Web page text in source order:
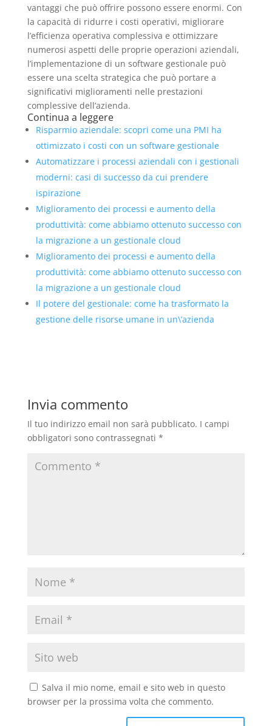
vantaggi che può offrire possono essere enormi. Con
la capacità di ridurre i costi operativi, migliorare
l’efficienza operativa complessiva e ottimizzare
numerosi aspetti delle proprie operazioni aziendali,
l’implementazione di un software gestionale può
essere una scelta strategica che può portare a
significativi miglioramenti nelle prestazioni
complessive dell’azienda.
Continua a leggere
Risparmio aziendale: scopri come una PMI ha
ottimizzato i costi con un software gestionale
Automatizzare i processi aziendali con i gestionali
moderni: casi di successo da cui prendere
ispirazione
Miglioramento dei processi e aumento della
produttività: come abbiamo ottenuto successo con
la migrazione a un gestionale cloud
Miglioramento dei processi e aumento della
produttività: come abbiamo ottenuto successo con
la migrazione a un gestionale cloud
Il potere del gestionale: come ha trasformato la
gestione delle risorse umane in un\’azienda
Invia commento
Il tuo indirizzo email non sarà pubblicato. I campi
obbligatori sono contrassegnati *
Salva il mio nome, email e sito web in questo
browser per la prossima volta che commento.